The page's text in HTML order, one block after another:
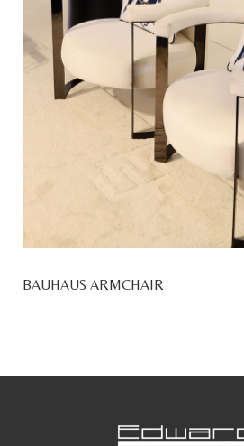
BAUHAUS ARMCHAIR